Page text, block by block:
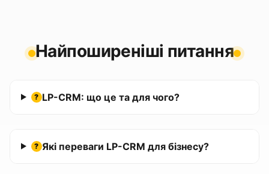
Найпоширеніші питання
? LP-CRM: що це та для чого?
? Які переваги LP-CRM для бізнесу?